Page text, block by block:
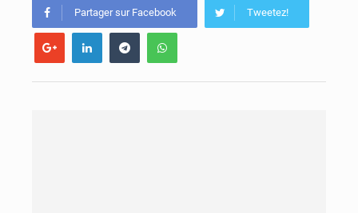
Partager sur Facebook Tweetez!